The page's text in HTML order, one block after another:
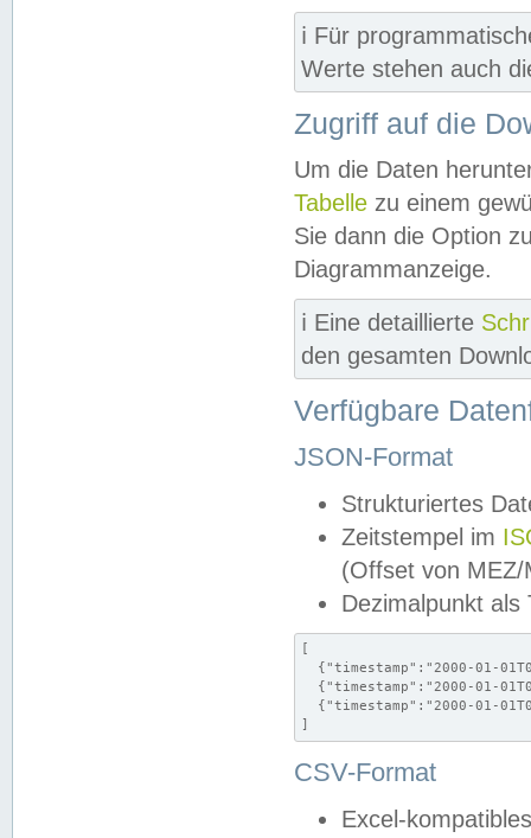
ℹ️ Für
Werte stehen auch
Zugriff auf die
Um die Daten
Tabelle zu einem
Sie dann die Option
Diagrammanzeige.
ℹ️ Eine detaillierte
den gesamten
Verfügbare
JSON-Format
Strukturiertes
Zeitstempel im
(Offset von MEZ/
Dezimalpunkt als
[
{"timestamp":"2000-01-
{"timestamp":"2000-01-
{"timestamp":"2000-01-
]
CSV-Format
Excel-